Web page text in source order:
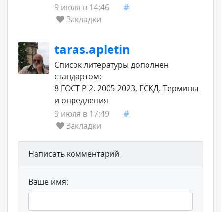
9 июля в 14:46
#
Закладки
taras.apletin
Список литературы дополнен
стандартом:
8 ГОСТ Р 2. 2005-2023, ЕСКД. Термины
и опредления
9 июля в 17:49
#
Закладки
Написать комментарий
Ваше имя: